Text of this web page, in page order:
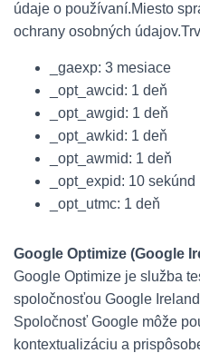
údaje o používaní.Miesto
ochrany osobných údajov.
_gaexp: 3 mesiace
_opt_awcid: 1 deň
_opt_awgid: 1 deň
_opt_awkid: 1 deň
_opt_awmid: 1 deň
_opt_expid: 10 sekúnd
_opt_utmc: 1 deň
Google Optimize (Google
Google Optimize je služba
spoločnosťou Google Ireland
Spoločnosť Google môže
kontextualizáciu a